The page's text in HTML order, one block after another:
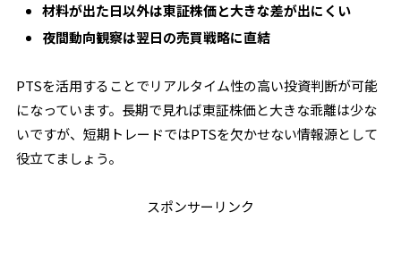
材料が出た日以外は東証株価と大きな差が出にくい
夜間動向観察は翌日の売買戦略に直結
PTSを活用することでリアルタイム性の高い投資判断が可能
になっています。長期で見れば東証株価と大きな乖離は少な
いですが、短期トレードではPTSを欠かせない情報源として
役立てましょう。
スポンサーリンク